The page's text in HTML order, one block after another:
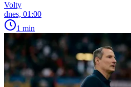
Volty
dnes, 01:00
1 min